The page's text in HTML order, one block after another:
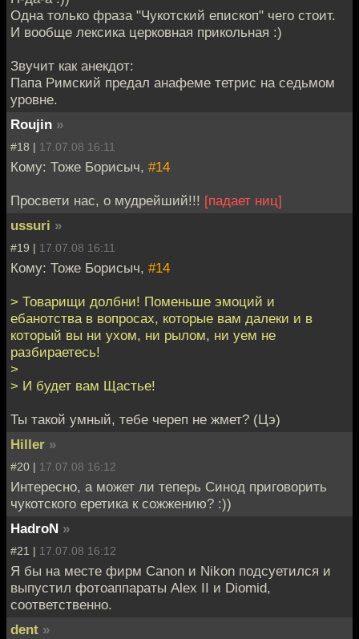
Одна только фраза "Чукотский епископ" чего стоит.
И вообще лексика церковная прикольная :)
Звучит как анекдот:
Папа Римский предал анафеме тетрис на седьмом
уровне.
Roujin »
#18 | 17.07.08 16:11
Кому: Тоже Борисыч, #14
Просвети нас, о мудрейший!!! [падает ниц]
ussuri »
#19 | 17.07.08 16:11
Кому: Тоже Борисыч, #14
> Товарищи долбни! Поменьше эмоций и
ебанотства в вопросах, которые вам далеки и в
который вы ни ухом, ни рылом, ни уем не
разбираетесь!
>
> И будет вам Щастье!
Ты такой умный, тебе череп не жмет? (Цэ)
Hiller »
#20 | 17.07.08 16:12
Интересно, а может ли теперь Синод приговорить
чукотского еретика к сожжению? :))
HadroN »
#21 | 17.07.08 16:12
Я бы на месте фирм Canon и Nikon подсуетился и
выпустил фотоаппараты Alex II и Diomid,
соответственно.
dent »